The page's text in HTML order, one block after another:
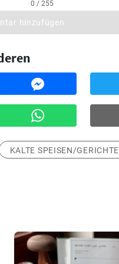
0 / 255
hinzufügen
KALTE SPEISEN/GERICHTE